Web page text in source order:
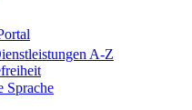
A-Z
Sprache